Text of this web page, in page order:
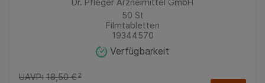
50 St
Filmtabletten
19344570
Verfügbarkeit
UAVP: 18,50 €²